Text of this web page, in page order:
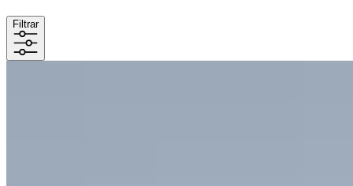
Filtrar